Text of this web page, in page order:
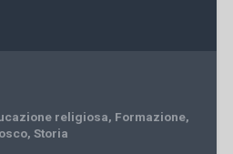
religiosa, Formazione,
, Storia